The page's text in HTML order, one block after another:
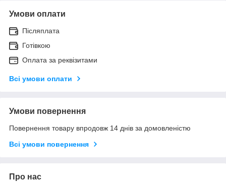
Умови оплати
Післяплата
Готівкою
Оплата за реквізитами
Всі умови оплати
Умови повернення
Повернення товару впродовж 14 днів за домовленістю
Всі умови повернення
Про нас